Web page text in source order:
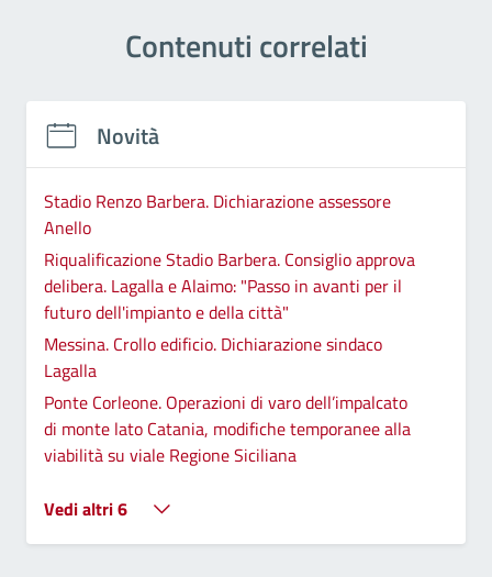
Contenuti correlati
Novità
Stadio Renzo Barbera. Dichiarazione assessore
Anello
Riqualificazione Stadio Barbera. Consiglio approva
delibera. Lagalla e Alaimo: "Passo in avanti per il
futuro dell'impianto e della città"
Messina. Crollo edificio. Dichiarazione sindaco
Lagalla
Ponte Corleone. Operazioni di varo dell’impalcato
di monte lato Catania, modifiche temporanee alla
viabilità su viale Regione Siciliana
Vedi altri 6